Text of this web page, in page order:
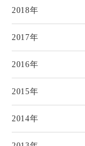
2018年
2017年
2016年
2015年
2014年